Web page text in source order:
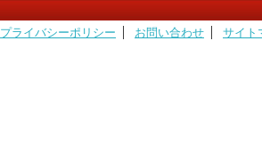
プライバシーポリシー お問い合わせ サイト